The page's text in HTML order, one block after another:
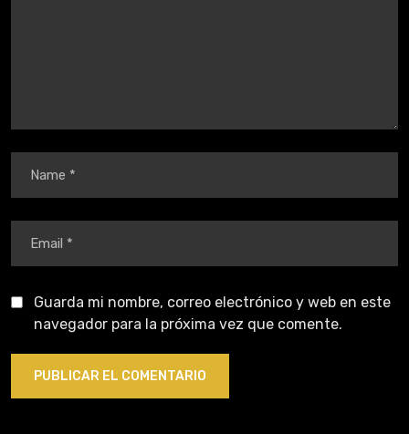
Guarda mi nombre, correo electrónico y web en este
navegador para la próxima vez que comente.